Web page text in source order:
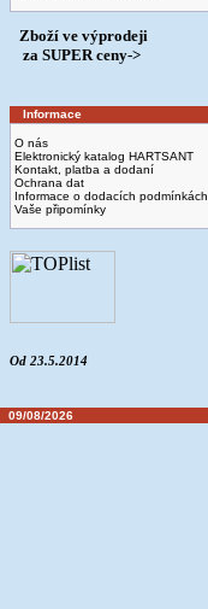
Zboží ve výprodeji
­ za SUPER ceny->
Informace
O nás
Elektronický katalog HARTSANT
Kontakt, platba a dodaní
Ochrana dat
Informace o dodacích podmínkách
Vaše připomínky
Od 23.5.2014
09/08/2026